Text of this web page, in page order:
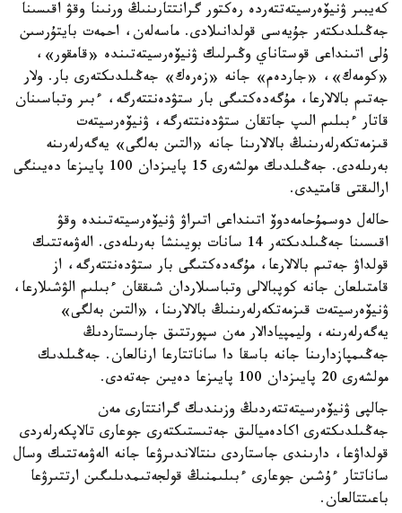
كەيبىر ۋنيۆەرسيتەتتەردە رەكتور گرانتتارىنىڭ ورنىنا وقۋ اقىسىنا
جەڭىلدىكتەر جۇيەسى قولدانىلادى. ماسەلەن، احمەت بايتۇرسىن
ۇلى اتىنداعى قوستاناي وڭىرلىك ۋنيۆەرسيتەتىندە «قامقور»،
«كومەك»، «جاردەم» جانە «زەرەك» جەڭىلدىكتەرى بار. ولار
جەتىم بالالارعا، مۇگەدەكتىگى بار ستۋدەنتتەرگە، ءبىر وتباسىنان
قاتار ءبىلىم الىپ جاتقان ستۋدەنتتەرگە، ۋنيۆەرسيتەت
قىزمەتكەرلەرىنىڭ بالالارىنا جانە «التىن بەلگى» يەگەرلەرىنە
بەرىلەدى. جەڭىلدىك مولشەرى 15 پايىزدان 100 پايىزعا دەيىنگى
ارالىقتى قامتيدى.
حالەل دوسمۇحامەدوۆ اتىنداعى اتىراۋ ۋنيۆەرسيتەتىندە وقۋ
اقىسىنا جەڭىلدىكتەر 14 سانات بويىنشا بەرىلەدى. الەۋمەتتىك
قولداۋ جەتىم بالالارعا، مۇگەدەكتىگى بار ستۋدەنتتەرگە، از
قامتىلعان جانە كوپبالالى وتباسىلاردان شىققان ءبىلىم الۋشىلارعا،
ۋنيۆەرسيتەت قىزمەتكەرلەرىنىڭ بالالارىنا، «التىن بەلگى»
يەگەرلەرىنە، وليمپيادالار مەن سپورتتىق جارىستاردىڭ
جەڭىمپازدارىنا جانە باسقا دا ساناتتارعا ارنالعان. جەڭىلدىك
مولشەرى 20 پايىزدان 100 پايىزعا دەيىن جەتەدى.
جالپى ۋنيۆەرسيتەتتەردىڭ وزىندىك گرانتتارى مەن
جەڭىلدىكتەرى اكادەميالىق جەتىستىكتەرى جوعارى تالاپكەرلەردى
قولداۋعا، دارىندى جاستاردى ىنتالاندىرۋعا جانە الەۋمەتتىك وسال
ساناتتار ءۇشىن جوعارى ءبىلىمنىڭ قولجەتىمدىلىگىن ارتتىرۋعا
باعىتتالعان.